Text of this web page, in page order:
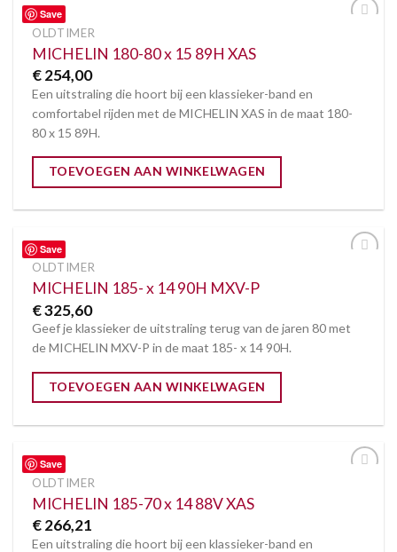
Save
OLDTIMER
MICHELIN 180-80 x 15 89H XAS
€254,00
Een uitstraling die hoort bij een klassieker-band en
comfortabel rijden met de MICHELIN XAS in de maat 180-
80 x 15 89H.
TOEVOEGEN AAN WINKELWAGEN
Save
OLDTIMER
MICHELIN 185- x 14 90H MXV-P
€325,60
Geef je klassieker de uitstraling terug van de jaren 80 met
de MICHELIN MXV-P in de maat 185- x 14 90H.
TOEVOEGEN AAN WINKELWAGEN
Save
OLDTIMER
MICHELIN 185-70 x 14 88V XAS
€266,21
Een uitstraling die hoort bij een klassieker-band en